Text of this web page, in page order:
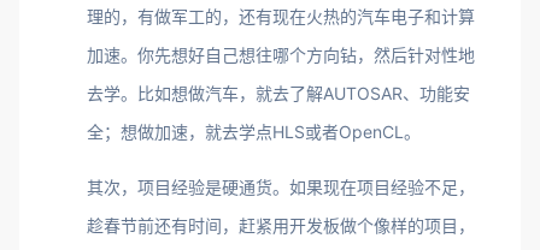
理的，有做军工的，还有现在火热的汽车电子和计算
加速。你先想好自己想往哪个方向钻，然后针对性地
去学。比如想做汽车，就去了解AUTOSAR、功能安
全；想做加速，就去学点HLS或者OpenCL。
其次，项目经验是硬通货。如果现在项目经验不足，
趁春节前还有时间，赶紧用开发板做个像样的项目，